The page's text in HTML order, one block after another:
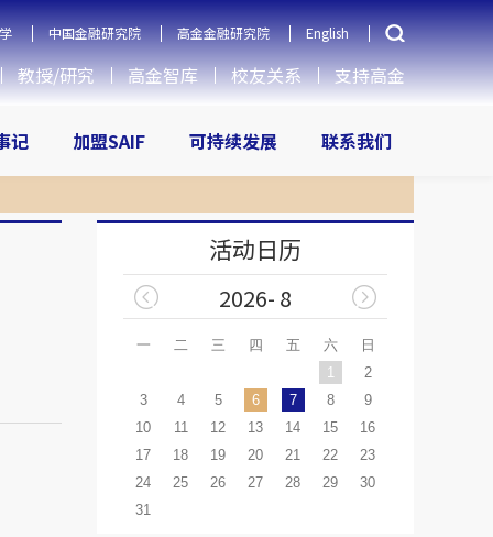
中国金融研究院 高金金融研究院 English
教授/研究 高金智库 校友关系 支持高金
记 加盟SAIF 可持续发展 联系我们
活动日历
2026- 8
一 二 三 四 五 六
日
1
2
3
4 5 6 7 8
9
10
11 12 13 14 15
16
17
18 19 20 21 22
23
24
25 26 27 28 29
30
31